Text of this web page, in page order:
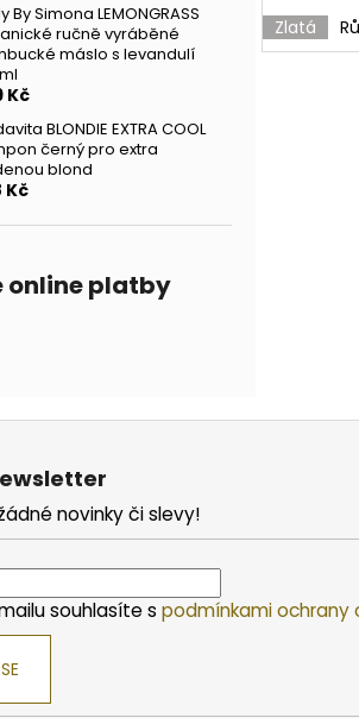
By Simona LEMONGRASS
ručně vyráběné
máslo s levandulí
Kč
BLONDIE EXTRA COOL
černý pro extra
blond
Kč
online platby
Zlatá
novinky či slevy!
souhlasíte s podmínkami ochrany